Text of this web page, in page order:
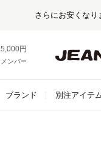
さらにお安くなり
5,000円以上お買い上げで送料
メンバー登録でお得な情報をゲ
ブランド 別注アイテ